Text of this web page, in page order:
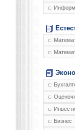
Бизнес